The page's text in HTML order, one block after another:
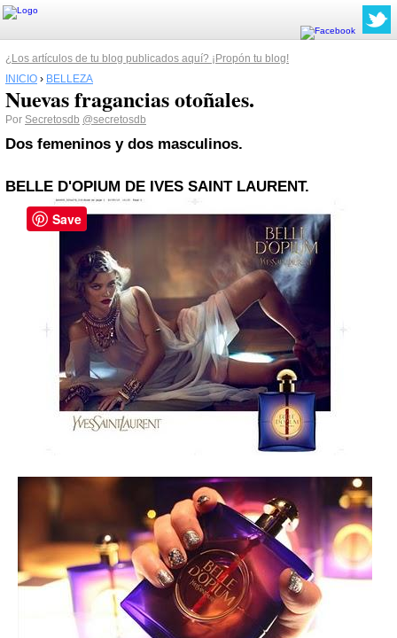
¿Los artículos de tu blog publicados aquí? ¡Propón tu blog!
INICIO › BELLEZA
Nuevas fragancias otoñales.
Por Secretosdb @secretosdb
Dos femeninos y dos masculinos.
BELLE D'OPIUM DE IVES SAINT LAURENT.
Save